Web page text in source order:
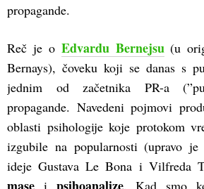
propagande.
Reč je o Edvardu Bernejsu(u
Bernays), čoveku koji se danas s
jednim od začetnika PR-a
propagande. Navedeni pojmovi
oblasti psihologije koje protokom
izgubile na popularnosti (upravo
ideje Gustava Le Bona i Vilfreda
i
. Kad smo